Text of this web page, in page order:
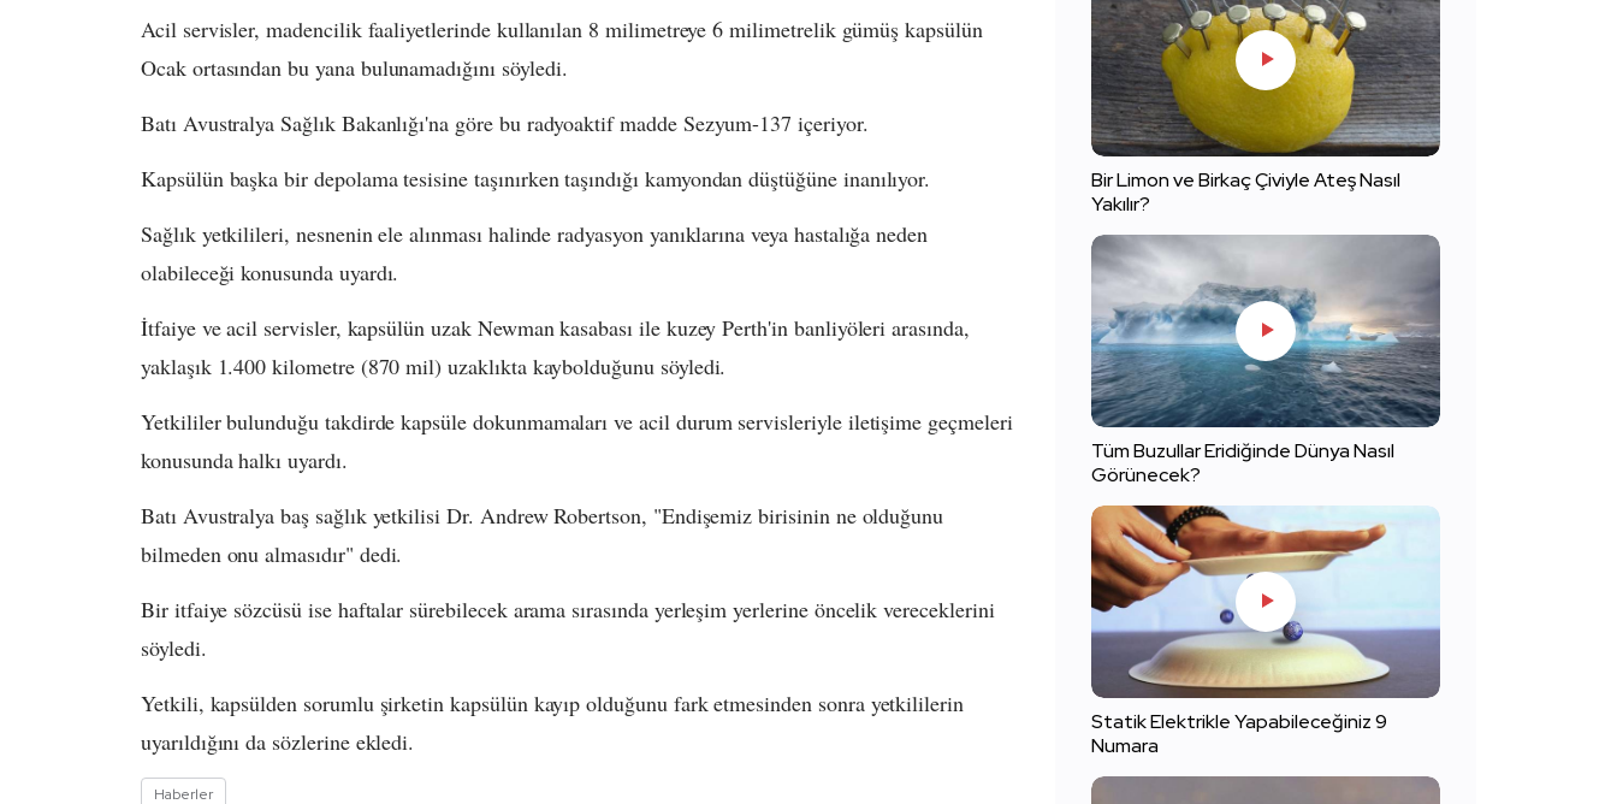
Acil servisler, madencilik faaliyetlerinde kullanılan 8 milimetreye 6 milimetrelik gümüş kapsülün
Ocak ortasından bu yana bulunamadığını söyledi.
Batı Avustralya Sağlık Bakanlığı'na göre bu radyoaktif madde Sezyum-137 içeriyor.
Kapsülün başka bir depolama tesisine taşınırken taşındığı kamyondan düştüğüne inanılıyor.
Sağlık yetkilileri, nesnenin ele alınması halinde radyasyon yanıklarına veya hastalığa neden
olabileceği konusunda uyardı.
İtfaiye ve acil servisler, kapsülün uzak Newman kasabası ile kuzey Perth'in banliyöleri arasında,
yaklaşık 1.400 kilometre (870 mil) uzaklıkta kaybolduğunu söyledi.
Yetkililer bulunduğu takdirde kapsüle dokunmamaları ve acil durum servisleriyle iletişime geçmeleri
konusunda halkı uyardı.
Batı Avustralya baş sağlık yetkilisi Dr. Andrew Robertson, "Endişemiz birisinin ne olduğunu
bilmeden onu almasıdır" dedi.
Bir itfaiye sözcüsü ise haftalar sürebilecek arama sırasında yerleşim yerlerine öncelik vereceklerini
söyledi.
Yetkili, kapsülden sorumlu şirketin kapsülün kayıp olduğunu fark etmesinden sonra yetkililerin
uyarıldığını da sözlerine ekledi.
Haberler
Bir Limon ve Birkaç Çiviyle Ateş Nasıl
Yakılır?
Tüm Buzullar Eridiğinde Dünya Nasıl
Görünecek?
Statik Elektrikle Yapabileceğiniz 9
Numara